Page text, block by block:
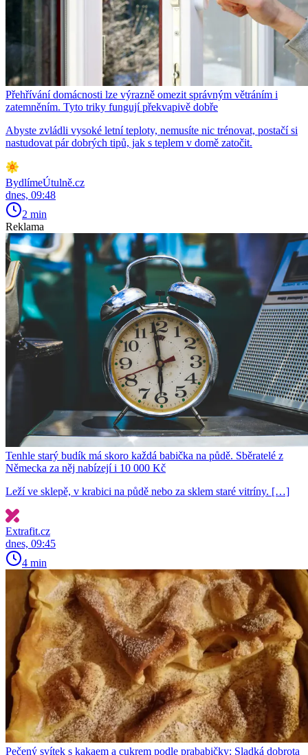
Přehřívání domácnosti lze výrazně omezit správným větráním i
zatemněním. Tyto triky fungují překvapivě dobře
Abyste zvládli vysoké letní teploty, nemusíte nic trénovat, postačí si
nastudovat pár dobrých tipů, jak s teplem v domě zatočit.
BydlímeÚtulně.cz
dnes, 09:48
2 min
Reklama
Tenhle starý budík má skoro každá babička na půdě. Sběratelé z
Německa za něj nabízejí i 10 000 Kč
Leží ve sklepě, v krabici na půdě nebo za sklem staré vitríny. […]
Extrafit.cz
dnes, 09:45
4 min
Pečený svítek s kakaem a cukrem podle prababičky: Sladká dobrota